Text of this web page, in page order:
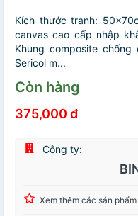
Kích thước tranh:
canvas cao cấp nhập
Khung composite
Sericol m...
Còn hàng
375,000 đ
Công ty:
Xem thêm các sản phẩm